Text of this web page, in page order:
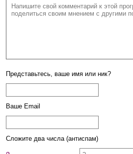
Представьтесь, ваше имя или ник?
Ваше Email
Сложите два числа (антиспам)